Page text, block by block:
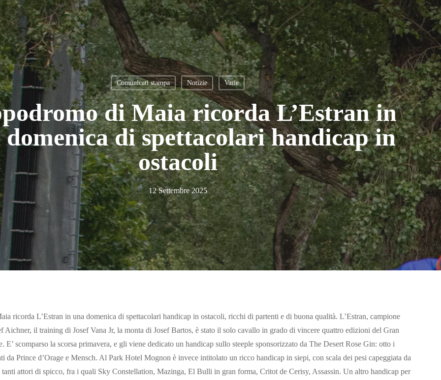
Comunicati stampa Notizie Varie
di Maia ricorda L’Estran in
domenica di spettacolari handicap in
ostacoli
12 Settembre 2025
ricorda L’Estran in una domenica di spettacolari handicap in ostacoli, ricchi di partenti e di buona qualità. L’Estran, campione
Aichner, il training di Josef Vana Jr, la monta di Josef Bartos, è stato il solo cavallo in grado di vincere quattro edizioni del Gran
E’ scomparso la scorsa primavera, e gli viene dedicato un handicap sullo steeple sponsorizzato da The Desert Rose Gin: otto i
da Prince d’Orage e Mensch. Al Park Hotel Mognon è invece intitolato un ricco handicap in siepi, con scala dei pesi capeggiata da
attori di spicco, fra i quali Sky Constellation, Mazinga, El Bulli in gran forma, Critot de Cerisy, Assassin. Un altro handicap per